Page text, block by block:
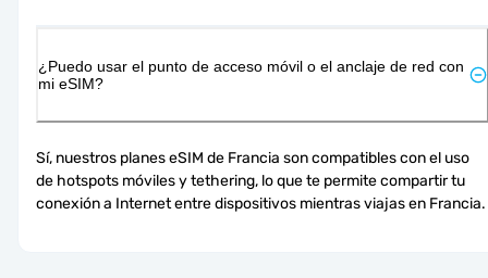
¿Puedo usar el punto de acceso móvil o el anclaje de red con
mi eSIM?
Sí, nuestros planes eSIM de Francia son compatibles con el uso
de hotspots móviles y tethering, lo que te permite compartir tu
conexión a Internet entre dispositivos mientras viajas en Francia.